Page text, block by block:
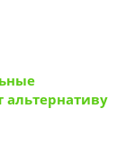
альтернативу